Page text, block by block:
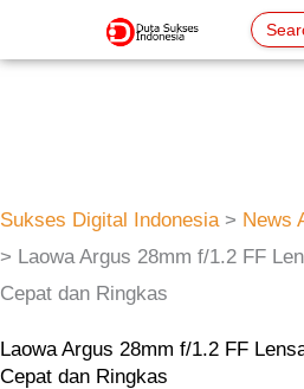
to
for:
Sukses Digital Indonesia> News
> Laowa Argus 28mm f/1.2 FF
Cepat dan Ringkas
Laowa Argus 28mm f/1.2 FF
Cepat dan Ringkas